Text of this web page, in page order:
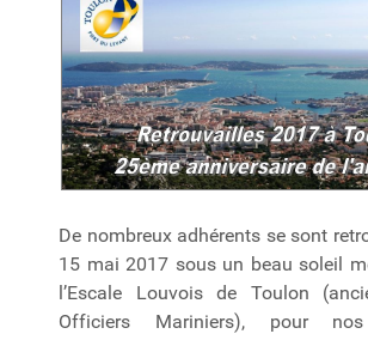
De nombreux adhérents se sont
15 mai 2017 sous un beau soleil
l’Escale Louvois de Toulon
Officiers Mariniers), pour nos